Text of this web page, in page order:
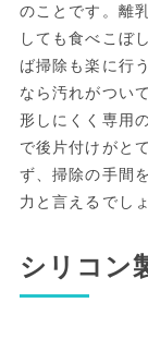
のことです。離
しても食べこぼ
ば掃除も楽に行
なら汚れがつい
形しにくく専用
で後片付けがと
ず、掃除の手間
力と言えるでしょ
シリコン